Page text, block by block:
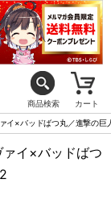
商品検索 カート
イ×バッドばつ丸／進撃の
イ×バッドばつ